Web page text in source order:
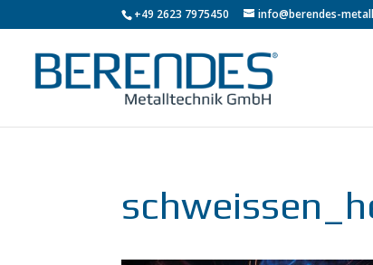
+49 2623 7975450 info@berendes-